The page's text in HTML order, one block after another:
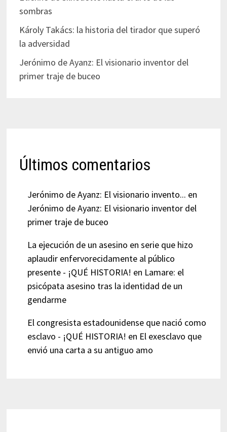
sombras
Károly Takács: la historia del tirador que superó
la adversidad
Jerónimo de Ayanz: El visionario inventor del
primer traje de buceo
Últimos comentarios
Jerónimo de Ayanz: El visionario invento... en
Jerónimo de Ayanz: El visionario inventor del
primer traje de buceo
La ejecución de un asesino en serie que hizo
aplaudir enfervorecidamente al público
presente - ¡QUÉ HISTORIA! en Lamare: el
psicópata asesino tras la identidad de un
gendarme
El congresista estadounidense que nació como
esclavo - ¡QUÉ HISTORIA! en El exesclavo que
envió una carta a su antiguo amo